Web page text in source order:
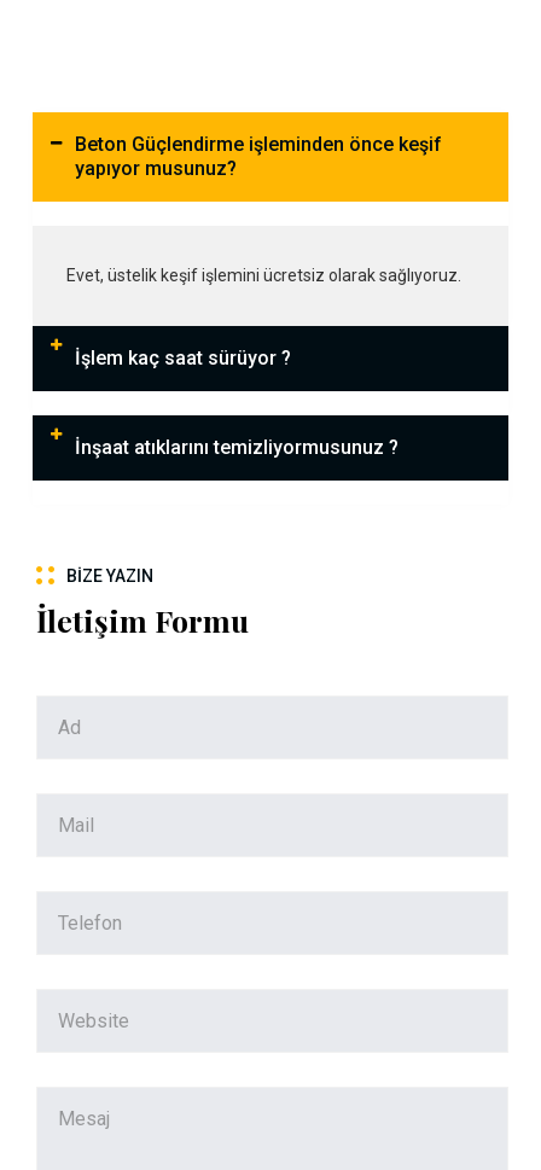
Beton Güçlendirme işleminden önce keşif
yapıyor musunuz?
Evet, üstelik keşif işlemini ücretsiz olarak sağlıyoruz.
İşlem kaç saat sürüyor ?
İnşaat atıklarını temizliyormusunuz ?
BIZE YAZIN
İletişim Formu